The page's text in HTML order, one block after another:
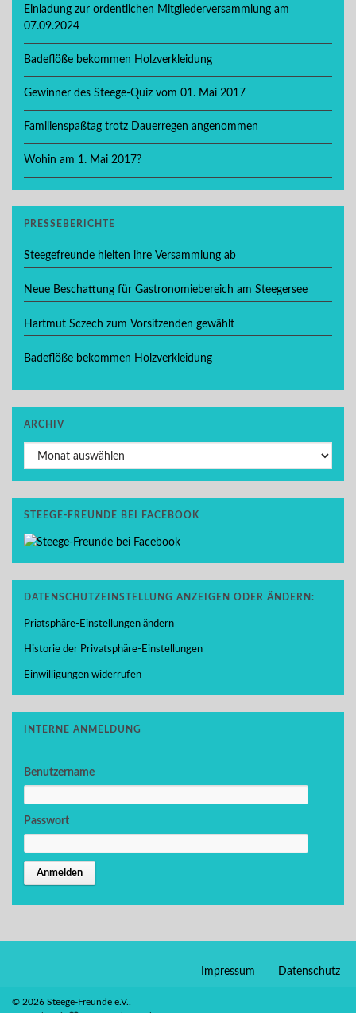
Einladung zur ordentlichen Mitgliederversammlung am
07.09.2024
Badeflöße bekommen Holzverkleidung
Gewinner des Steege-Quiz vom 01. Mai 2017
Familienspaßtag trotz Dauerregen angenommen
Wohin am 1. Mai 2017?
PRESSEBERICHTE
Steegefreunde hielten ihre Versammlung ab
Neue Beschattung für Gastronomiebereich am Steegersee
Hartmut Sczech zum Vorsitzenden gewählt
Badeflöße bekommen Holzverkleidung
ARCHIV
Archiv
STEEGE-FREUNDE BEI FACEBOOK
DATENSCHUTZEINSTELLUNG ANZEIGEN ODER ÄNDERN:
Priatsphäre-Einstellungen ändern
Historie der Privatsphäre-Einstellungen
Einwilligungen widerrufen
INTERNE ANMELDUNG
Benutzername
Passwort
Impressum Datenschutz
© 2026 Steege-Freunde e.V..